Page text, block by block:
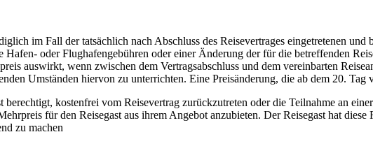
im Fall der tatsächlich nach Abschluss des Reisevertrages eingetretenen
oder Flughafengebühren oder einer Änderung der für die betreffenden
auswirkt, wenn zwischen dem Vertragsabschluss und dem vereinbarten
Umständen hiervon zu unterrichten. Eine Preisänderung, die ab dem 20.
kostenfrei vom Reisevertrag zurückzutreten oder die Teilnahme an
für den Reisegast aus ihrem Angebot anzubieten. Der Reisegast hat
zu machen